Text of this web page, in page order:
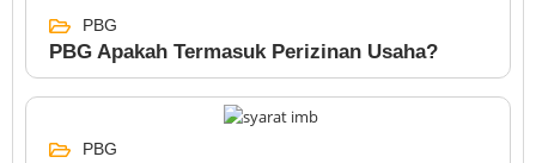
PBG
PBG Apakah Termasuk Perizinan Usaha?
PBG